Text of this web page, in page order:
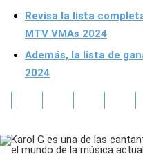
Revisa la lista
MTV VMAs 2024
Además, la lista de
2024